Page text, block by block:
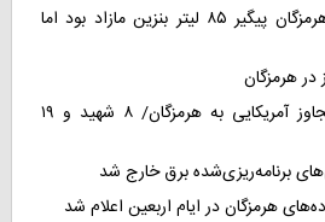
نماینده مجلس: استاندار هرمزگان پیگیر ۸۵ لیتر بنزین مازاد بود اما
ادامه حملات نیروهای متجاوز آمریکایی به هرمزگان/ ۸ شهید و ۱۹
برنامه‌ریزی‌شده برق خارج شد
هرمزگان در ایام اربعین اعلام شد